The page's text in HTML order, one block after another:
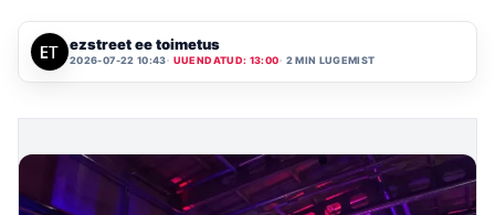
ezstreet ee toimetus
2026-07-22 10:43 UUENDATUD: 13:00 2 MIN LUGEMIST